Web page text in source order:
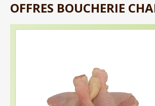
OFFRES BOUCHERIE